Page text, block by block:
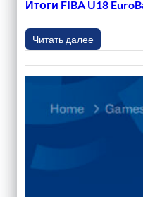
Итоги FIBA U18
Читать далее